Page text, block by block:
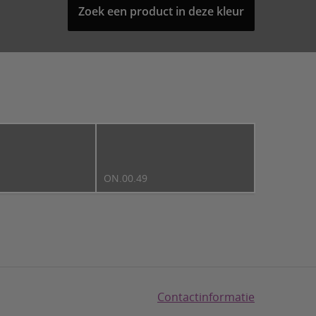
Zoek een product in deze kleur
ON.00.49
Contactinformatie